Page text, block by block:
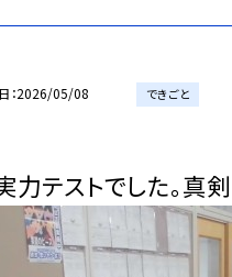
2026/05/08 できごと
力テストでした。真